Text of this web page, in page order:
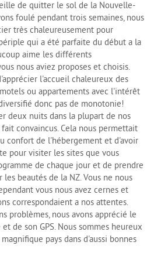
de quitter le sol de la Nouvelle-
foulé pendant trois semaines, nous
très chaleureusement pour
qui a été parfaite du début a la
aime les différents
nous aviez proposes et choisis.
l'accueil chaleureux des
ou appartements avec l'intérêt
donc pas de monotonie!
deux nuits dans la plupart de nos
convaincus. Cela nous permettait
confort de l'hébergement et d'avoir
pour visiter les sites que vous
de chaque jour et de prendre
beautés de la NZ. Vous ne nous
vous nous avez cernes et
correspondaient a nos attentes.
problèmes, nous avons apprécié le
de son GPS. Nous sommes heureux
pays dans d'aussi bonnes